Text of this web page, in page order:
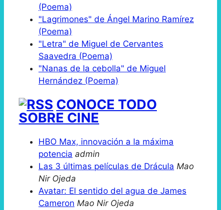
(Poema)
"Lagrimones" de Ángel Marino Ramírez
(Poema)
"Letra" de Miguel de Cervantes
Saavedra (Poema)
"Nanas de la cebolla" de Miguel
Hernández (Poema)
CONOCE TODO
SOBRE CINE
HBO Max, innovación a la máxima
potencia admin
Las 3 últimas películas de Drácula Mao
Nir Ojeda
Avatar: El sentido del agua de James
Cameron Mao Nir Ojeda